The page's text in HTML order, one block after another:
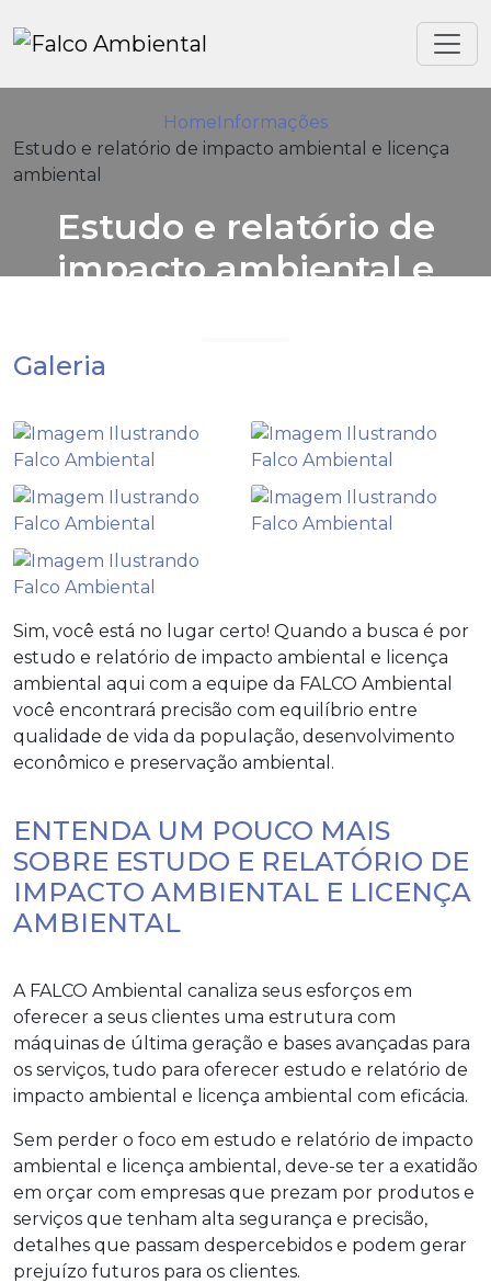
HomeInformações
Estudo e relatório de impacto ambiental e licença
ambiental
Estudo e relatório de
impacto ambiental e
Galeria
Sim, você está no lugar certo! Quando a busca é por
estudo e relatório de impacto ambiental e licença
ambiental aqui com a equipe da FALCO Ambiental
você encontrará precisão com equilíbrio entre
qualidade de vida da população, desenvolvimento
econômico e preservação ambiental.
ENTENDA UM POUCO MAIS
SOBRE ESTUDO E RELATÓRIO DE
IMPACTO AMBIENTAL E LICENÇA
AMBIENTAL
A FALCO Ambiental canaliza seus esforços em
oferecer a seus clientes uma estrutura com
máquinas de última geração e bases avançadas para
os serviços, tudo para oferecer estudo e relatório de
impacto ambiental e licença ambiental com eficácia.
Sem perder o foco em estudo e relatório de impacto
ambiental e licença ambiental , deve-se ter a exatidão
em orçar com empresas que prezam por produtos e
serviços que tenham alta segurança e precisão,
detalhes que passam despercebidos e podem gerar
prejuízo futuros para os clientes.